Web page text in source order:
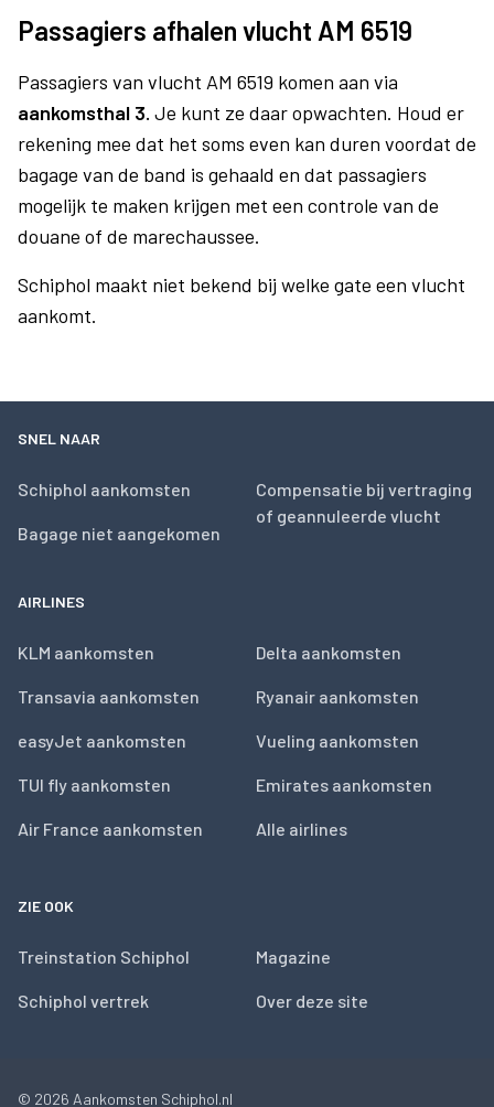
Passagiers afhalen vlucht AM 6519
Passagiers van vlucht AM 6519 komen aan via
aankomsthal 3. Je kunt ze daar opwachten. Houd er
rekening mee dat het soms even kan duren voordat de
bagage van de band is gehaald en dat passagiers
mogelijk te maken krijgen met een controle van de
douane of de marechaussee.
Schiphol maakt niet bekend bij welke gate een vlucht
aankomt.
SNEL NAAR
Schiphol aankomsten
Bagage niet aangekomen
Compensatie bij vertraging
of geannuleerde vlucht
AIRLINES
KLM aankomsten
Transavia aankomsten
easyJet aankomsten
TUI fly aankomsten
Air France aankomsten
Delta aankomsten
Ryanair aankomsten
Vueling aankomsten
Emirates aankomsten
Alle airlines
ZIE OOK
Treinstation Schiphol
Schiphol vertrek
Magazine
Over deze site
© 2026 Aankomsten Schiphol.nl